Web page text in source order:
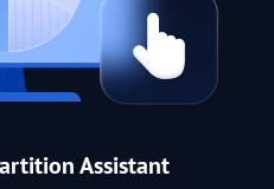
Assistant